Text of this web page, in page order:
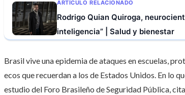
ARTÍCULO RELACIONADO
Rodrigo Quian Quiroga,
inteligencia” | Salud y bienestar
Brasil vive una epidemia de ataques en escuelas,
ecos que recuerdan a los de Estados Unidos. En lo
estudio del Foro Brasileño de Seguridad Pública,